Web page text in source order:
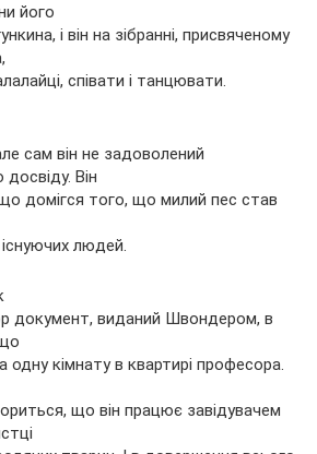
його
і він на зібранні, присвяченому
співати і танцювати.
сам він не задоволений
Він
домігся того, що милий пес став
людей.
документ, виданий Швондером, в
одну кімнату в квартирі професора.
що він працює завідувачем